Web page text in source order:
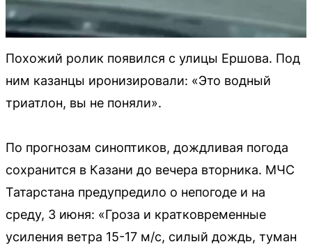
Похожий ролик появился с улицы Ершова. Под
ним казанцы иронизировали: «Это водный
триатлон, вы не поняли».
По прогнозам синоптиков, дождливая погода
сохранится в Казани до вечера вторника. МЧС
Татарстана предупредило о непогоде и на
среду, 3 июня: «Гроза и кратковременные
усиления ветра 15-17 м/с, силый дождь, туман